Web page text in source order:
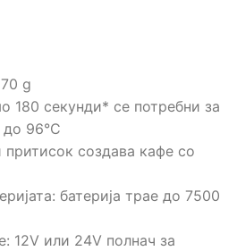
g
180 секунди* се потребни за
96°C
создава кафе со
батерија трае до 7500
12V или 24V полнач за